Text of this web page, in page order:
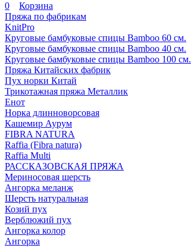
0
Корзина
Пряжа по фабрикам
KnitPro
Круговые бамбуковые спицы Bamboo 60 см.
Круговые бамбуковые спицы Bamboo 40 см.
Круговые бамбуковые спицы Bamboo 100 см.
Пряжа Китайских фабрик
Пух норки Китай
Трикотажная пряжа Металлик
Енот
Норка длинноворсовая
Кашемир Аурум
FIBRA NATURA
Raffia (Fibra natura)
Raffia Multi
РАССКАЗОВСКАЯ ПРЯЖА
Мериносовая шерсть
Ангорка меланж
Шерсть натуральная
Козий пух
Верблюжий пух
Ангорка колор
Ангорка